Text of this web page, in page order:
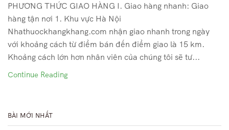
PHƯƠNG THỨC GIAO HÀNG I. Giao hàng nhanh: Giao
hàng tận nơi 1. Khu vực Hà Nội
Nhathuockhangkhang.com nhận giao nhanh trong ngày
với khoảng cách từ điểm bán đến điểm giao là 15 km.
Khoảng cách lớn hơn nhân viên của chúng tôi sẽ tư...
Continue Reading
BÀI MỚI NHẤT